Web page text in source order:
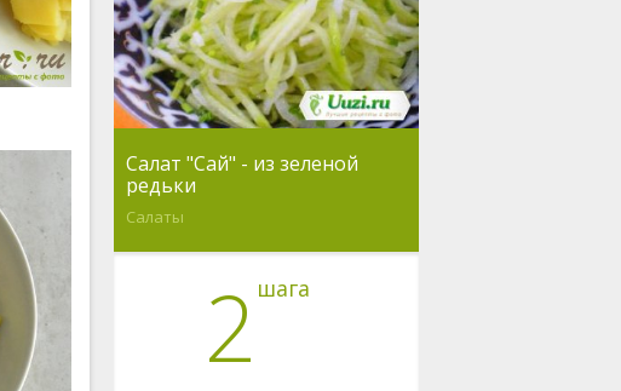
Салат "Сай" - из зеленой
редьки
Салаты
2 шага